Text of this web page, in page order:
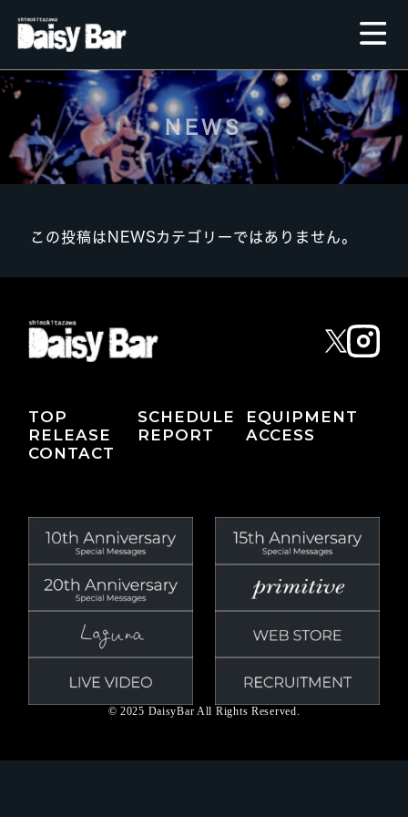
NEWS
この投稿はNEWSカテゴリーではありません。
TOP SCHEDULE
EQUIPMENT
RELEASE
REPORT
ACCESS
CONTACT
© 2025 DaisyBar All Rights Reserved.